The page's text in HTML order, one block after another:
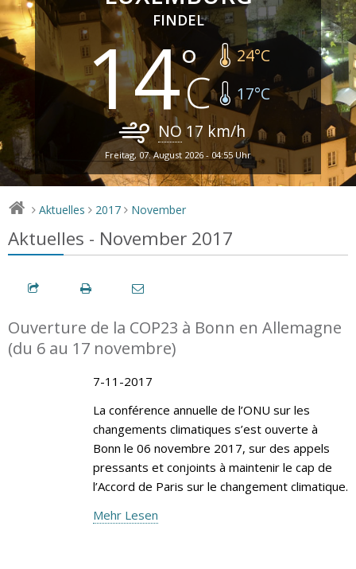
FINDEL
14 24°C
17°C
NO 17 km/h
Freitag, 07. August 2026 - 04:55 Uhr
> Aktuelles > 2017 > November
Aktuelles - November 2017
Ouverture de la COP23 à Bonn en Allemagne
(du 6 au 17 novembre)
7-11-2017
La conférence annuelle de l’ONU sur les
changements climatiques s’est ouverte à
Bonn le 06 novembre 2017, sur des appels
pressants et conjoints à maintenir le cap de
l’Accord de Paris sur le changement climatique.
Mehr Lesen